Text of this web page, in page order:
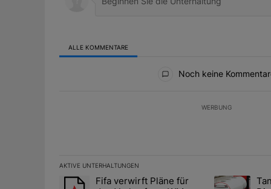
ALLE KOMMENTARE
Noch keine
WERBUNG
AKTIVE UNTERHALTUNGEN
Das Folgende ist eine Liste der am meisten
Ein Trendartikel mit dem Titel "Fifa verwirft Pläne für
Fifa verwirft Pläne für
Ein